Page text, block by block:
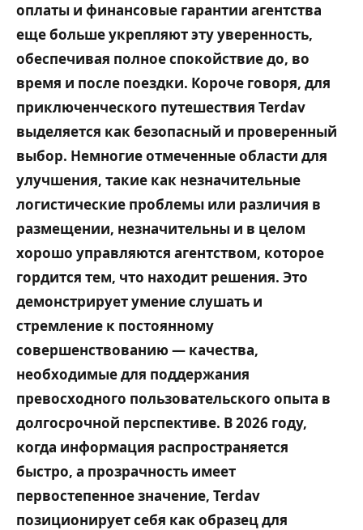
оплаты и финансовые гарантии агентства
еще больше укрепляют эту уверенность,
обеспечивая полное спокойствие до, во
время и после поездки. Короче говоря, для
приключенческого путешествия Terdav
выделяется как безопасный и проверенный
выбор. Немногие отмеченные области для
улучшения, такие как незначительные
логистические проблемы или различия в
размещении, незначительны и в целом
хорошо управляются агентством, которое
гордится тем, что находит решения. Это
демонстрирует умение слушать и
стремление к постоянному
совершенствованию — качества,
необходимые для поддержания
превосходного пользовательского опыта в
долгосрочной перспективе. В 2026 году,
когда информация распространяется
быстро, а прозрачность имеет
первостепенное значение, Terdav
позиционирует себя как образец для